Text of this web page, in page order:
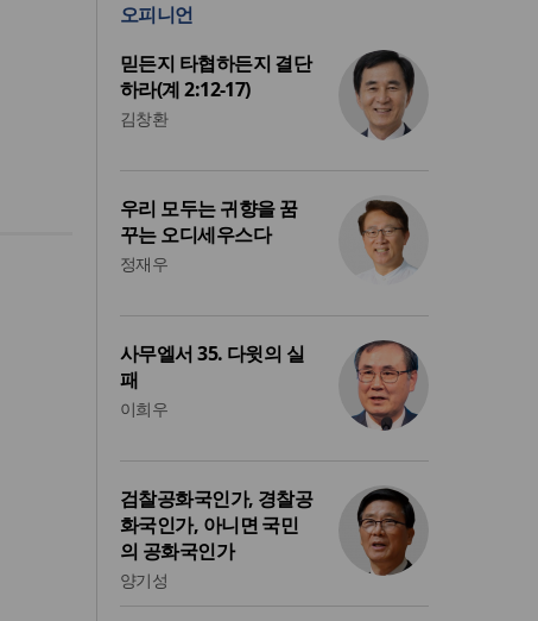
오피니언
믿든지 타협하든지 결단
하라(계 2:12-17)
김창환
우리 모두는 귀향을 꿈
꾸는 오디세우스다
정재우
사무엘서 35. 다윗의 실
패
이희우
검찰공화국인가, 경찰공
화국인가, 아니면 국민
의 공화국인가
양기성